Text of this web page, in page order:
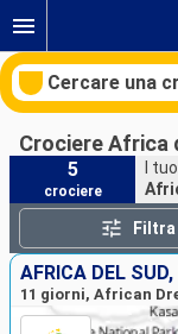
Cercare una
Le nostre
Mesi di
Porti
Crociere Africa
5
crociere
I
Filtra
AFRICA DEL
11 giorni, African